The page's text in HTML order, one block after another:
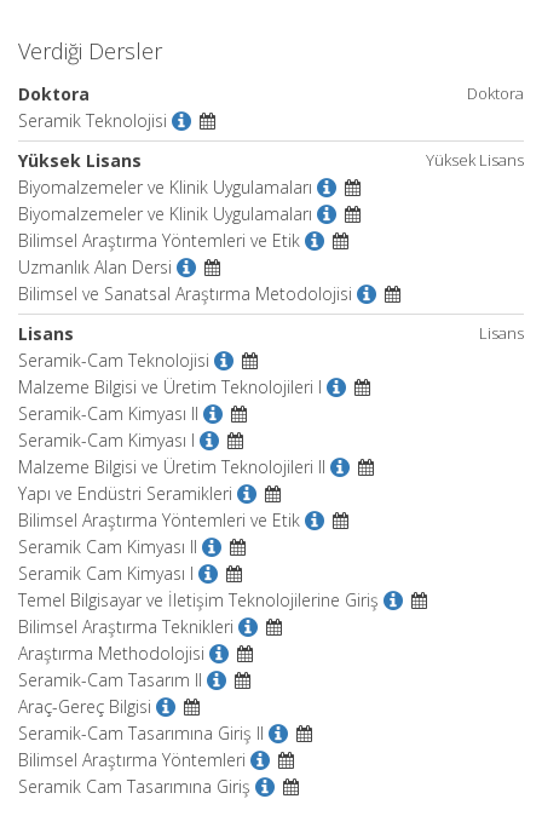
Verdiği Dersler
Doktora
Doktora
Seramik Teknolojisi
Yüksek Lisans
Yüksek Lisans
Biyomalzemeler ve Klinik Uygulamaları
Biyomalzemeler ve Klinik Uygulamaları
Bilimsel Araştırma Yöntemleri ve Etik
Uzmanlık Alan Dersi
Bilimsel ve Sanatsal Araştırma Metodolojisi
Lisans
Lisans
Seramik-Cam Teknolojisi
Malzeme Bilgisi ve Üretim Teknolojileri I
Seramik-Cam Kimyası II
Seramik-Cam Kimyası I
Malzeme Bilgisi ve Üretim Teknolojileri II
Yapı ve Endüstri Seramikleri
Bilimsel Araştırma Yöntemleri ve Etik
Seramik Cam Kimyası II
Seramik Cam Kimyası I
Temel Bilgisayar ve İletişim Teknolojilerine Giriş
Bilimsel Araştırma Teknikleri
Araştırma Methodolojisi
Seramik-Cam Tasarım II
Araç-Gereç Bilgisi
Seramik-Cam Tasarımına Giriş II
Bilimsel Araştırma Yöntemleri
Seramik Cam Tasarımına Giriş